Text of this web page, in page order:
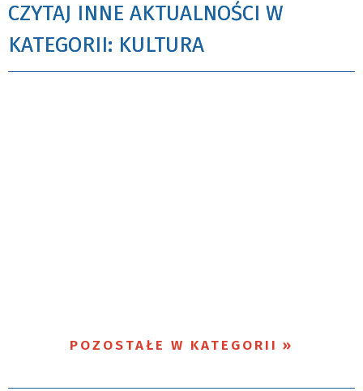
CZYTAJ INNE AKTUALNOŚCI W
KATEGORII: KULTURA
POZOSTAŁE W KATEGORII